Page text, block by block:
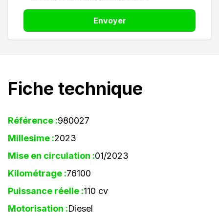
Envoyer
Fiche technique
Référence :980027
Millesime :2023
Mise en circulation :01/2023
Kilométrage :76100
Puissance réelle :110 cv
Motorisation :Diesel